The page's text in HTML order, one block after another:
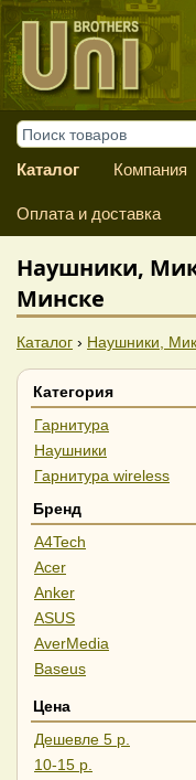
Каталог Компания
Оплата и доставка
Наушники,
Минске
Каталог › Наушники,
Категория
Гарнитура
Наушники
Гарнитура wireless
Бренд
A4Tech
Acer
Anker
ASUS
AverMedia
Baseus
Creative
Dahua
Edifier
Цена
Дешевле 5 р.
10-15 р.